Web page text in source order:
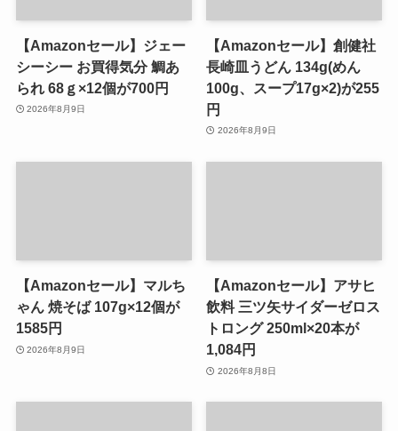
【Amazonセール】ジェー
シーシー お買得気分 鯛あ
られ 68ｇ×12個が700円
2026年8月9日
【Amazonセール】創健社
長崎皿うどん 134g(めん
100g、スープ17g×2)が255
円
2026年8月9日
【Amazonセール】マルち
ゃん 焼そば 107g×12個が
1585円
2026年8月9日
【Amazonセール】アサヒ
飲料 三ツ矢サイダーゼロス
トロング 250ml×20本が
1,084円
2026年8月8日